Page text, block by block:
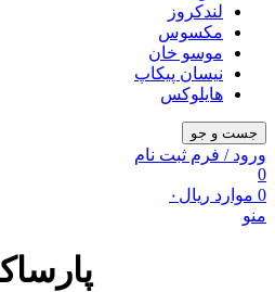
لندکروز
مکسوس
موسو خان
نیسان پیکاپ
هایلوکس
جست و جو
ورود / فرم ثبت نام
0
0 موارد ریال ۰
منو